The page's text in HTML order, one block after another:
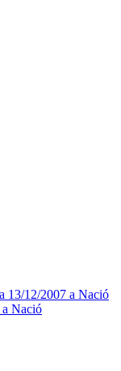
13/12/2007 a Nació
a Nació